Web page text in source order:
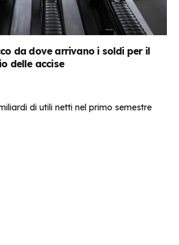
da dove arrivano i soldi per il
delle accise